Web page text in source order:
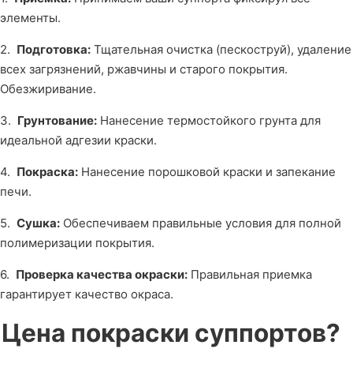
элементы.
2. Подготовка: Тщательная очистка (пескоструй), удаление
всех загрязнений, ржавчины и старого покрытия.
Обезжиривание.
3. Грунтование: Нанесение термостойкого грунта для
идеальной адгезии краски.
4. Покраска: Нанесение порошковой краски и запекание
печи.
5. Сушка: Обеспечиваем правильные условия для полной
полимеризации покрытия.
6. Проверка качества окраски: Правильная приемка
гарантирует качество окраса.
Цена покраски суппортов?